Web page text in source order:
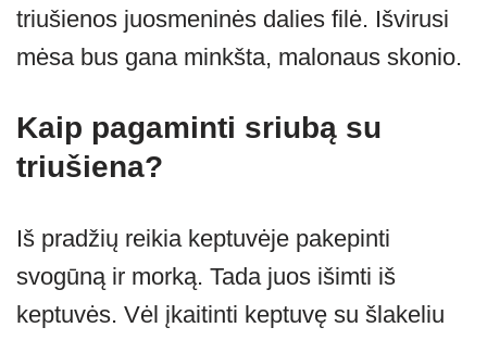
triušienos juosmeninės dalies filė. Išvirusi
mėsa bus gana minkšta, malonaus skonio.
Kaip pagaminti sriubą su
triušiena?
Iš pradžių reikia keptuvėje pakepinti
svogūną ir morką. Tada juos išimti iš
keptuvės. Vėl įkaitinti keptuvę su šlakeliu